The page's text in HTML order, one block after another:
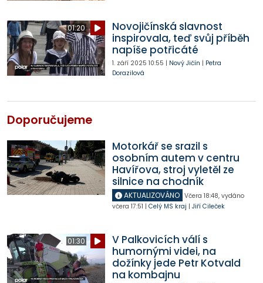
01:20
Novojičínská slavnost
inspirovala, teď svůj příběh
napíše potřicáté
1. září 2025 10:55 | Nový Jičín | Petra
Dorazilová
Doporučujeme
Motorkář se srazil s
osobním autem v centru
Havířova, stroj vyletěl ze
silnice na chodník
AKTUALIZOVÁNO Včera 18:48, vydáno
včera 17:51 | Celý MS kraj | Jiří Cileček
01:30
V Palkovicích válí s
humornými videi, na
dožínky jede Petr Kotvald
na kombajnu